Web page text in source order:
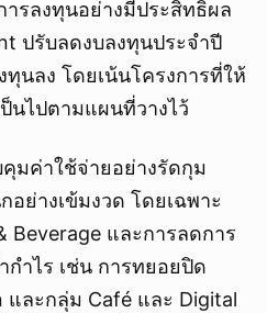
รลงทุนอย่างมีประสิทธิผล
ปรับลดงบลงทุนประจำปี
นลง โดยเน้นโครงการที่ให้
นไปตามแผนที่วางไว้
มค่าใช้จ่ายอย่างรัดกุม
ย่างเข้มงวด โดยเฉพาะ
Beverage และการลดการ
ำไร เช่น การทยอยปิด
และกลุ่ม Café และ Digital